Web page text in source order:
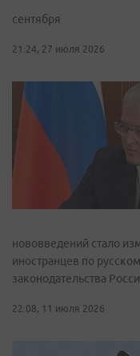
сентября
21:24, 27 июля 2026
нововведений стало
иностранцев по
законодательства
22:08, 11 июля 2026